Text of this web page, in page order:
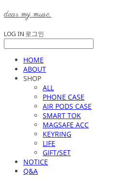
dear my muse.
LOG IN 로그인
HOME
ABOUT
SHOP
ALL
PHONE CASE
AIR PODS CASE
SMART TOK
MAGSAFE ACC
KEYRING
LIFE
GIFT/SET
NOTICE
Q&A